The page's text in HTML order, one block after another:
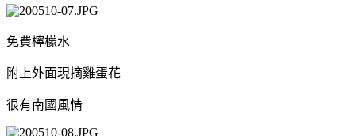
免費檸檬水
附上外面現摘雞蛋花
很有南國風情